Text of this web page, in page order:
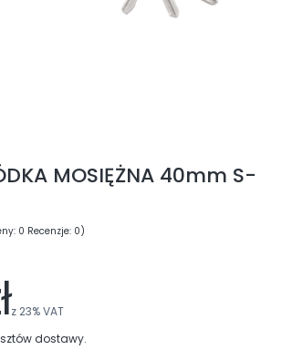
MOSIĘŻNA 40mm S-
0 Recenzje: 0)
z 23%VAT
dostawy.